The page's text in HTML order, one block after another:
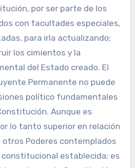
por ser parte de los
con facultades especiales,
para irla actualizando;
los cimientos y la
del Estado creado. El
Permanente no puede
político fundamentales
Aunque es
lo tanto superior en relación
otros Poderes contemplados
establecida; es